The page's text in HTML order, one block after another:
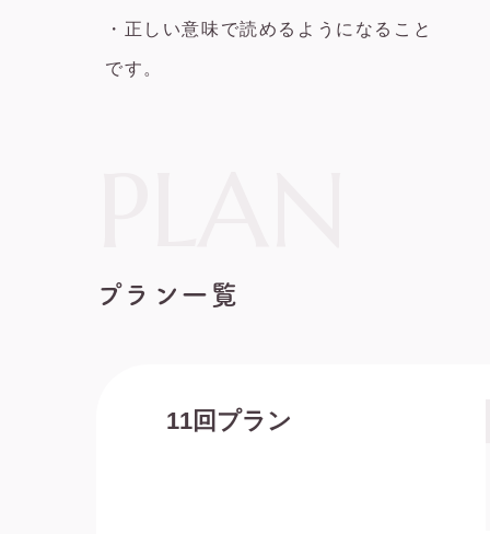
・正しい意味で読めるようになること
です。
プラン一覧
11回プラン